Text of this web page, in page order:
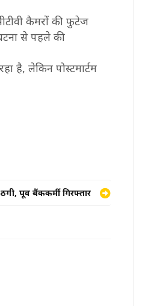
कैमरों की फुटेज
से पहले की
है, लेकिन पोस्टमार्टम
पूर्व बैंककर्मी गिरफ्तार